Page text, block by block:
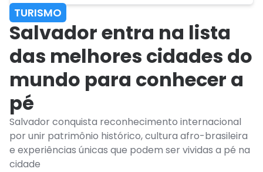
TURISMO
Salvador entra na lista
das melhores cidades do
mundo para conhecer a
pé
Salvador conquista reconhecimento internacional
por unir patrimônio histórico, cultura afro-brasileira
e experiências únicas que podem ser vividas a pé na
cidade